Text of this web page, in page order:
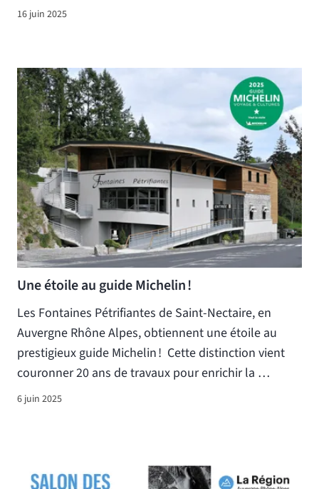
16 juin 2025
Une étoile au guide Michelin !
Les Fontaines Pétrifiantes de Saint-Nectaire, en
Auvergne Rhône Alpes, obtiennent une étoile au
prestigieux guide Michelin ! Cette distinction vient
couronner 20 ans de travaux pour enrichir la …
6 juin 2025